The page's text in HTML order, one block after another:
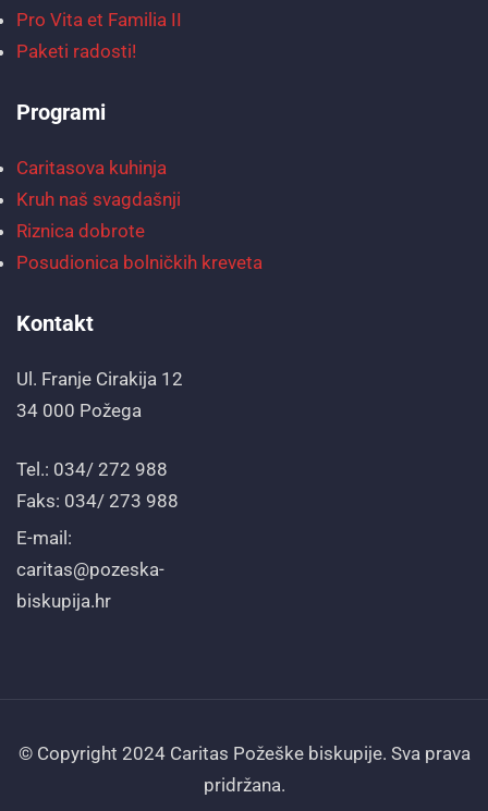
Pro Vita et Familia II
Paketi radosti!
Programi
Caritasova kuhinja
Kruh naš svagdašnji
Riznica dobrote
Posudionica bolničkih kreveta
Kontakt
Ul. Franje Cirakija 12
34 000 Požega
Tel.: 034/ 272 988
Faks: 034/ 273 988
E-mail:
caritas@pozeska-
biskupija.hr
© Copyright 2024 Caritas Požeške biskupije. Sva prava
pridržana.